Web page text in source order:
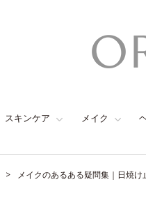
スキンケア メイク
メイクのあるある疑問集｜日焼